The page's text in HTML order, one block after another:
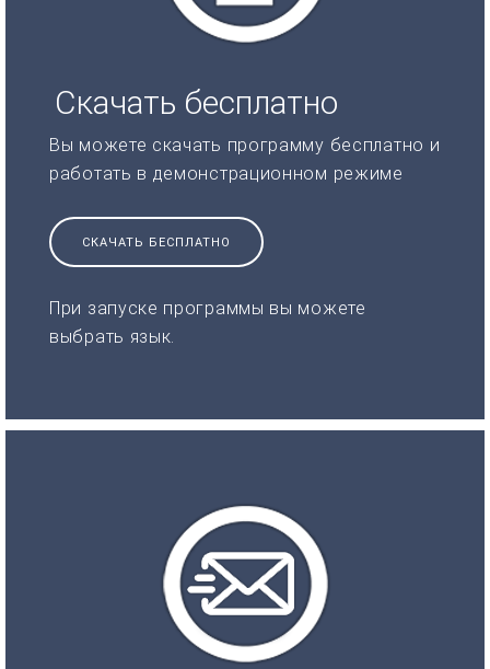
Скачать бесплатно
Вы можете скачать программу бесплатно и
работать в демонстрационном режиме
СКАЧАТЬ БЕСПЛАТНО
При запуске программы вы можете
выбрать язык.